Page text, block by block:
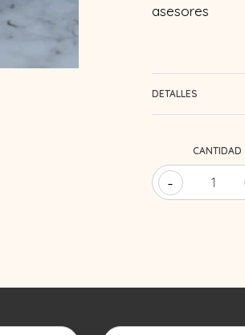
asesores
DETALLES
CANTIDAD
-